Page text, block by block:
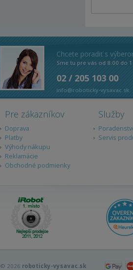
Chcete poradiť s
Sme tu pre vás od 8:00 do
02 / 205 103 00
info@roboticky-vysavac.sk
Pre zákazníkov
Doprava
Platby
Výhody nákupu
Reklamácie
Obchodné podmienky
Služby
Servis
© 2026 roboticky-vysavac.sk